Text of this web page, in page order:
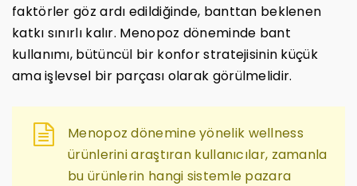
faktörler göz ardı edildiğinde, banttan beklenen
katkı sınırlı kalır. Menopoz döneminde bant
kullanımı, bütüncül bir konfor stratejisinin küçük
ama işlevsel bir parçası olarak görülmelidir.
Menopoz dönemine yönelik wellness
ürünlerini araştıran kullanıcılar, zamanla
bu ürünlerin hangi sistemle pazara